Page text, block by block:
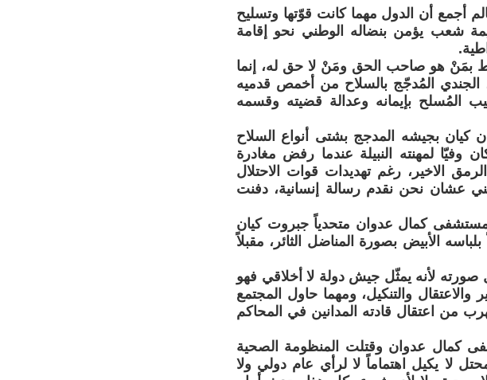
أجمع أن الدول مهما كانت قوّتها وتسليح
شعب يؤمن بنضاله الوطني نحو إقامة
بمَنْ هو صاحب الحق ومَنْ لا حق له، إنما
المُدجّج بالسلاح من أخمص قدميه
المُسلح بإيمانه وعدالة قضيته وقسمه
كيان بجيشه المدجج بشتى أنواع السلاح
وفيّا لمهنته النبيلة عندما رفض مغادرة
الاخير، رغم تهديدات قوات الاحتلال
ابني عشان نحن نقدم رسالة إنسانية، دفنت
كمال عدوان متحدياً جبروت كيان
الأبيض بصورة المناضل الثائر، مقبلاً
صورته لأنه يمثّل جيش دولة لا أخلاقي فهو
والتنكيل، ومهما حاول المجتمع
من اعتقال قادته المدانين في المحاكم
كمال عدوان وقتلت المنظومة الصحية
لا يكيل اهتماماً لا لرأي عام دولي ولا